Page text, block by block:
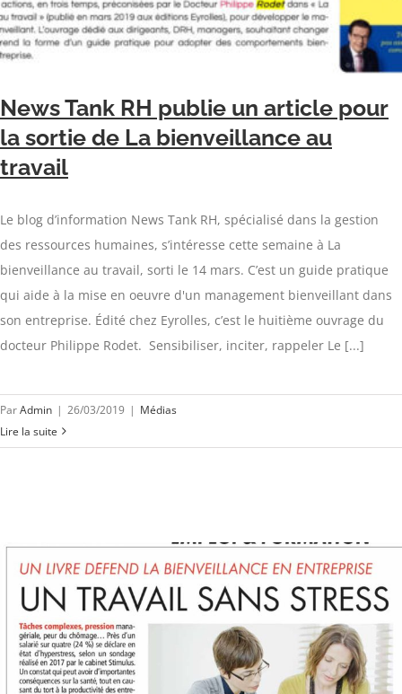
News Tank RH publie un article pour
la sortie de La bienveillance au
travail
Le blog d’information News Tank RH, spécialisé dans la gestion
des ressources humaines, s’intéresse cette semaine à La
bienveillance au travail, sorti le 14 mars. C’est un guide pratique
qui aide à la mise en oeuvre d'un management bienveillant dans
son entreprise. Édité chez Eyrolles, c’est le huitième ouvrage du
docteur Philippe Rodet. Sensibiliser, inciter, rappeler Le [...]
ParAdmin | 26/03/2019 | Médias
Lire la suite